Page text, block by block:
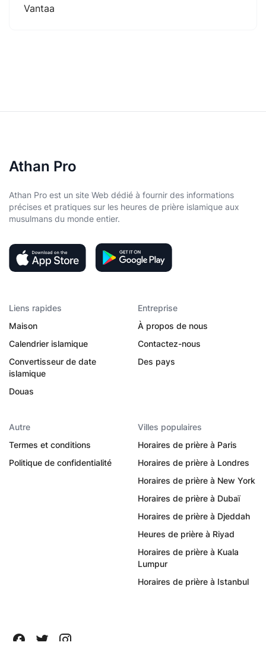
Vantaa
Athan Pro
Athan Pro est un site Web dédié à fournir des informations
précises et pratiques sur les heures de prière islamique aux
musulmans du monde entier.
Liens rapides
Maison
Calendrier islamique
Convertisseur de date
islamique
Douas
Entreprise
À propos de nous
Contactez-nous
Des pays
Autre
Termes et conditions
Politique de confidentialité
Villes populaires
Horaires de prière à Paris
Horaires de prière à Londres
Horaires de prière à New York
Horaires de prière à Dubaï
Horaires de prière à Djeddah
Heures de prière à Riyad
Horaires de prière à Kuala
Lumpur
Horaires de prière à Istanbul